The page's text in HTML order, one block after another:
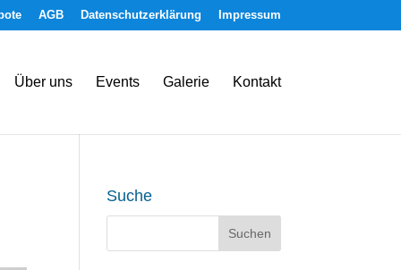
AGB Datenschutzerklärung Impressum
Über uns Events Galerie Kontakt
Suche